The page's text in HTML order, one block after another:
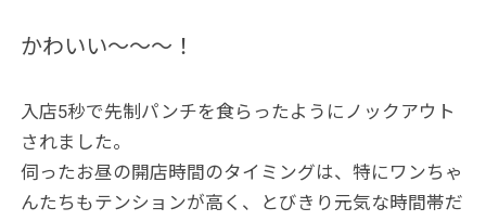
かわいい～～～！
入店5秒で先制パンチを食らったようにノックアウト
されました。
伺ったお昼の開店時間のタイミングは、特にワンちゃ
んたちもテンションが高く、とびきり元気な時間帯だ